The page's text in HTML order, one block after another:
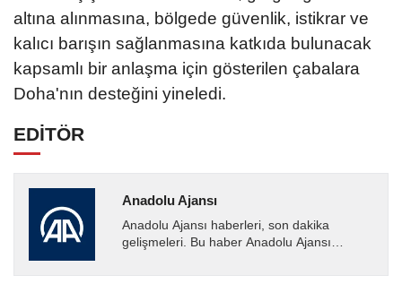
altına alınmasına, bölgede güvenlik, istikrar ve
kalıcı barışın sağlanmasına katkıda bulunacak
kapsamlı bir anlaşma için gösterilen çabalara
Doha'nın desteğini yineledi.
EDİTÖR
Anadolu Ajansı
Anadolu Ajansı haberleri, son dakika
gelişmeleri. Bu haber Anadolu Ajansı
tarafından geçilen tüm...